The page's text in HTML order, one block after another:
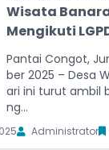
Wisata
Mengikuti
Pantai Congot,
ber 2025 – Desa
ari ini turut ambil
ng...
Administrator